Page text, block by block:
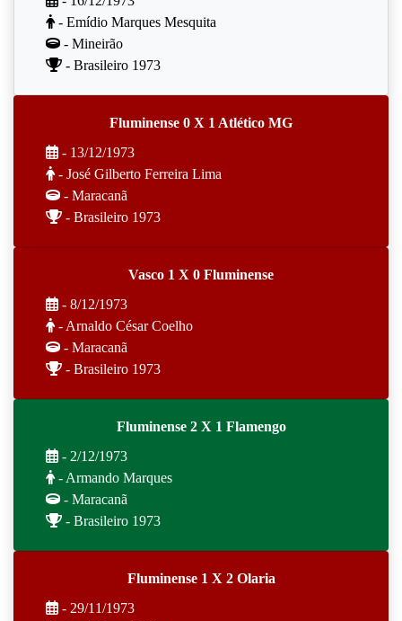
- Emídio Marques Mesquita
- Mineirão
- Brasileiro 1973
Fluminense 0 X 1 Atlético MG
- 13/12/1973
- José Gilberto Ferreira Lima
- Maracanã
- Brasileiro 1973
Vasco 1 X 0 Fluminense
- 8/12/1973
- Arnaldo César Coelho
- Maracanã
- Brasileiro 1973
Fluminense 2 X 1 Flamengo
- 2/12/1973
- Armando Marques
- Maracanã
- Brasileiro 1973
Fluminense 1 X 2 Olaria
- 29/11/1973